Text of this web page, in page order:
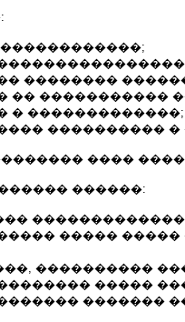
��������
�� �����������
� �������������;
����������
����
������:
�������������
�����
����������
�����
�������